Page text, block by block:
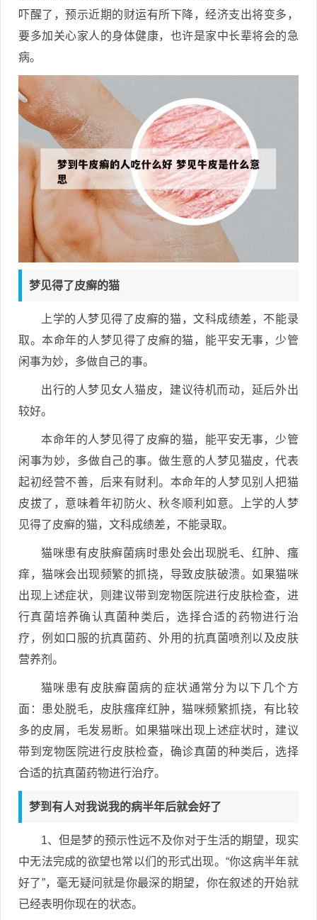
吓醒了，预示近期的财运有所下降，经济支出将变多，
要多加关心家人的身体健康，也许是家中长辈将会的急
病。
梦见得了皮癣的猫
上学的人梦见得了皮癣的猫，文科成绩差，不能录
取。本命年的人梦见得了皮癣的猫，能平安无事，少管
闲事为妙，多做自己的事。
出行的人梦见女人猫皮，建议待机而动，延后外出
较好。
本命年的人梦见得了皮癣的猫，能平安无事，少管
闲事为妙，多做自己的事。做生意的人梦见猫皮，代表
起初经营不善，后来有财利。本命年的人梦见别人把猫
皮拔了，意味着年初防火、秋冬顺利如意。上学的人梦
见得了皮癣的猫，文科成绩差，不能录取。
猫咪患有皮肤癣菌病时患处会出现脱毛、红肿、瘙
痒，猫咪会出现频繁的抓挠，导致皮肤破溃。如果猫咪
出现上述症状，则建议带到宠物医院进行皮肤检查，进
行真菌培养确认真菌种类后，选择合适的药物进行治
疗，例如口服的抗真菌药、外用的抗真菌喷剂以及皮肤
营养剂。
猫咪患有皮肤癣菌病的症状通常分为以下几个方
面：患处脱毛，皮肤瘙痒红肿，猫咪频繁抓挠，有比较
多的皮屑，毛发易断。如果猫咪出现上述症状时，建议
带到宠物医院进行皮肤检查，确诊真菌的种类后，选择
合适的抗真菌药物进行治疗。
梦到有人对我说我的病半年后就会好了
1、但是梦的预示性远不及你对于生活的期望，现实
中无法完成的欲望也常以们的形式出现。“你这病半年就
好了”，毫无疑问就是你最深的期望，你在叙述的开始就
已经表明你现在的状态。